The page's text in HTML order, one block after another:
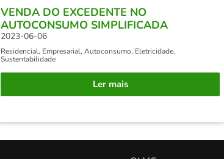
VENDA DO EXCEDENTE NO
AUTOCONSUMO SIMPLIFICADA
2023-06-06
Residencial, Empresarial, Autoconsumo, Eletricidade,
Sustentabilidade
Ler mais